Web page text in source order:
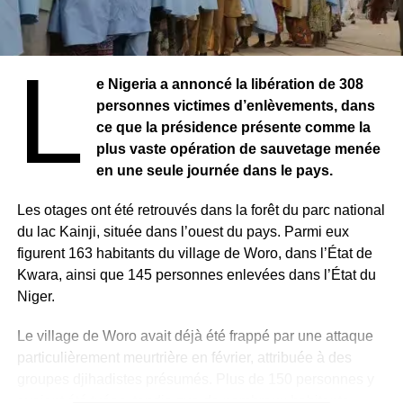
L
e Nigeria a annoncé la libération de 308
personnes victimes d’enlèvements, dans
ce que la présidence présente comme la
plus vaste opération de sauvetage menée
en une seule journée dans le pays.
Les otages ont été retrouvés dans la forêt du parc national
du lac Kainji, située dans l’ouest du pays. Parmi eux
figurent 163 habitants du village de Woro, dans l’État de
Kwara, ainsi que 145 personnes enlevées dans l’État du
Niger.
Le village de Woro avait déjà été frappé par une attaque
particulièrement meurtrière en février, attribuée à des